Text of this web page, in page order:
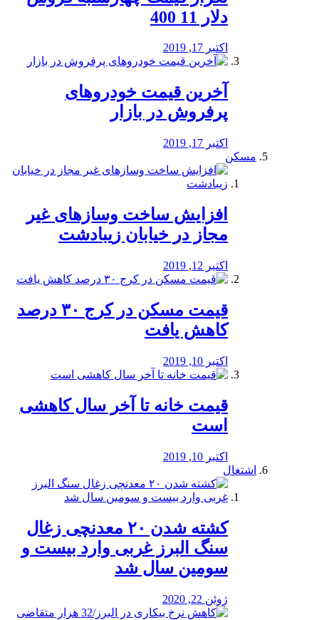
دلار 11 400
اکتبر 17, 2019
آخرین قیمت خودرو‌های
پرفروش در بازار
اکتبر 17, 2019
مسکن
افزایش ساخت وسازهای غیر
مجاز در خیابان زیبادشت
اکتبر 12, 2019
️قیمت مسکن در کرج ۳۰ درصد
کاهش یافت
اکتبر 10, 2019
قیمت خانه تا آخر سال کاهشی
است
اکتبر 10, 2019
اشتغال
کشته شدن ۲۰ معدنچی زغال
سنگ البرز غربی وارد بیست و
سومین سال شد
ژوئن 22, 2020